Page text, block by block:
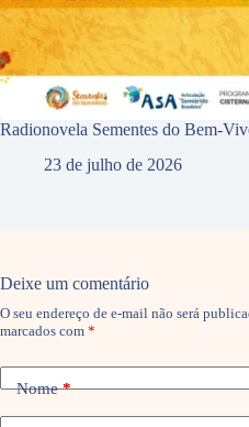
Radionovela Sementes do Bem-
23 de julho de 2026
Deixe um comentário
O seu endereço de e-mail não será
marcados com *
Nome*